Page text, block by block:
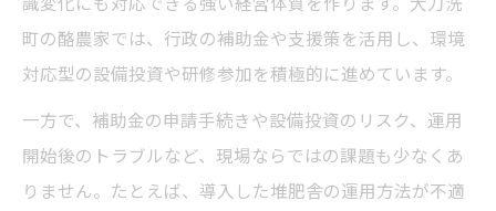
町の酪農家では、行政の補助金や支援策を活用し、環境
対応型の設備投資や研修参加を積極的に進めています。
一方で、補助金の申請手続きや設備投資のリスク、運用
開始後のトラブルなど、現場ならではの課題も少なくあ
りません。たとえば、導入した堆肥舎の運用方法が不適